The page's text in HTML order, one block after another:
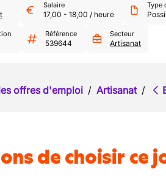
Salaire
17,00 - 18,00 / heure
Type
Référence
539644
Secteur
Artisanat
offres d'emploi / Artisanat /
de choisir ce